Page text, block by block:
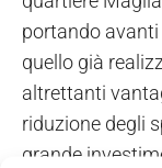
portando
quello già
altrettanti
riduzione degli
grande